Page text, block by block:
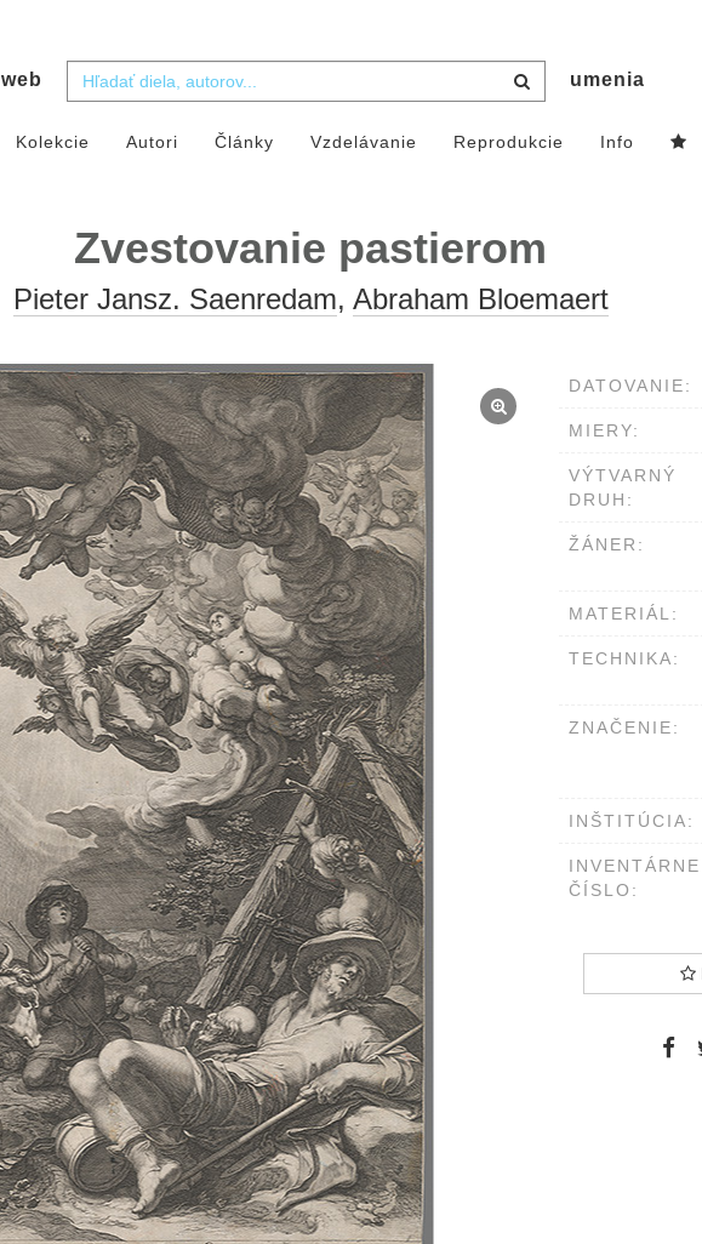
web umenia
Kolekcie Autori Články Vzdelávanie Reprodukcie Info
Zvestovanie pastierom
Pieter Jansz. Saenredam, Abraham Bloemaert
DATOVANIE:
MIERY:
VÝTVARNÝ
DRUH:
ŽÁNER:
MATERIÁL:
TECHNIKA:
ZNAČENIE:
INŠTITÚCIA:
INVENTÁRNE
ČÍSLO: